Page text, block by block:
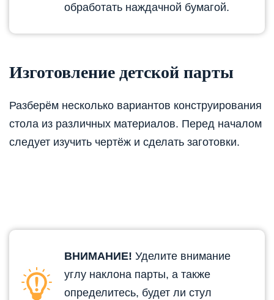
обработать наждачной бумагой.
Изготовление детской парты
Разберём несколько вариантов конструирования
стола из различных материалов. Перед началом
следует изучить чертёж и сделать заготовки.
ВНИМАНИЕ! Уделите внимание
углу наклона парты, а также
определитесь, будет ли стул